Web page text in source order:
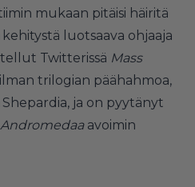
mukaan pitäisi häiritä
luotsaava ohjaaja
Twitterissä Mass
trilogian päähahmoa,
ja on pyytänyt
Andromedaaavoimin